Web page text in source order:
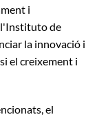
i
l'Instituto de
la innovació i
el creixement i
el